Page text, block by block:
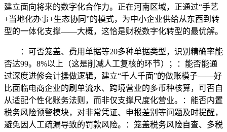
建立面向将来的数字化合作力。正在河南区域，正通过“手艺
+当地化办事+生态协同”的模式，为中小企业供给从东西到转
型的一体化支撑——大概，这恰是财税数字化转型的最优解。
：可否笼盖、费用单据等20多种单据类型，识别精确率能
否达99。8%以上（这是削减人工复核的环节）；：能否能通
过深度进修会计操做逻辑，建立“千人千面”的做账模子——好
比面临电商企业的刷单流水、跨境营业的多币种核算，可否自
从适配个性化账务法则，而非仅支撑尺度化营业。：能否内置
税务风险预警模块，对非常凭证、申报差别等问题及时提醒，
避免因人工疏漏导致的罚款风险。：笼盖税务风险自查、多税